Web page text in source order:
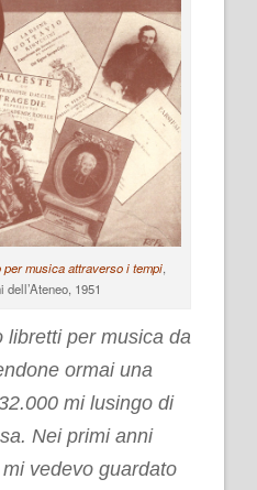
per musica attraverso i tempi,
1951
libretti per musica da
ormai una
mi lusingo di
Nei primi anni
vedevo guardato